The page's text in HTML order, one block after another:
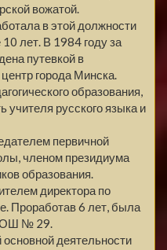
вожатой.
в этой должности
10 лет. В 1984 году за
путевкой в
города Минска.
образования,
русского языка и
первичной
членом президиума
образования.
директора по
Проработав 6 лет, была
№ 29.
деятельности